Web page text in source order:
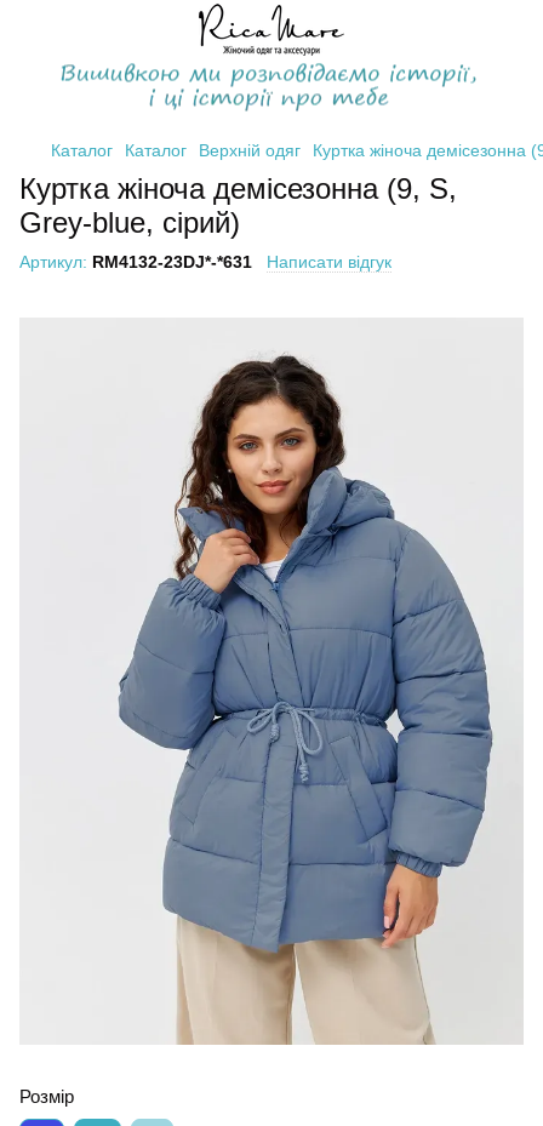
Каталог Каталог Верхній одяг Куртка жіноча демісезонна
Куртка жіноча демісезонна (9, S,
Grey-blue, сірий)
Артикул: RM4132-23DJ*-*631 Написати відгук
Розмір